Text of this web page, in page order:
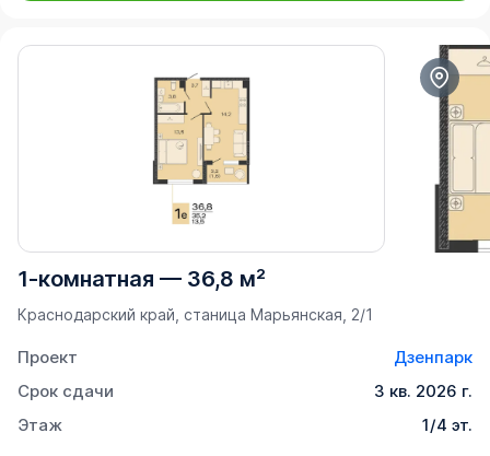
1-комнатная — 36,8 м²
Краснодарский край, станица Марьянская, 2/1
Проект
Дзенпарк
Срок сдачи
3 кв. 2026 г.
Этаж
1/4 эт.